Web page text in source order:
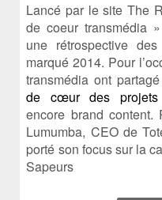
Lancé par le site The
de coeur transmédia
une rétrospective
marqué 2014. Pour
transmédia ont
de cœur des projets
encore brand content.
Lumumba, CEO de
porté son focus sur la
Sapeurs